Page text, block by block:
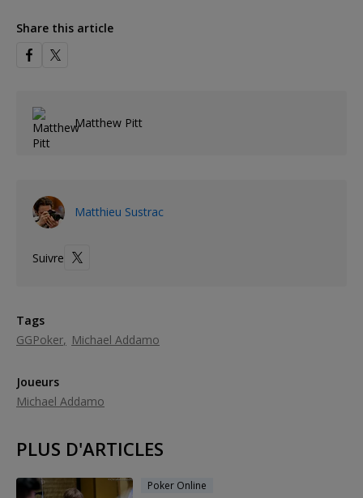
Share this article
Matthew Pitt
Matthieu Sustrac
Suivre
Tags
GGPoker
Michael Addamo
Joueurs
Michael Addamo
PLUS D'ARTICLES
Poker Online